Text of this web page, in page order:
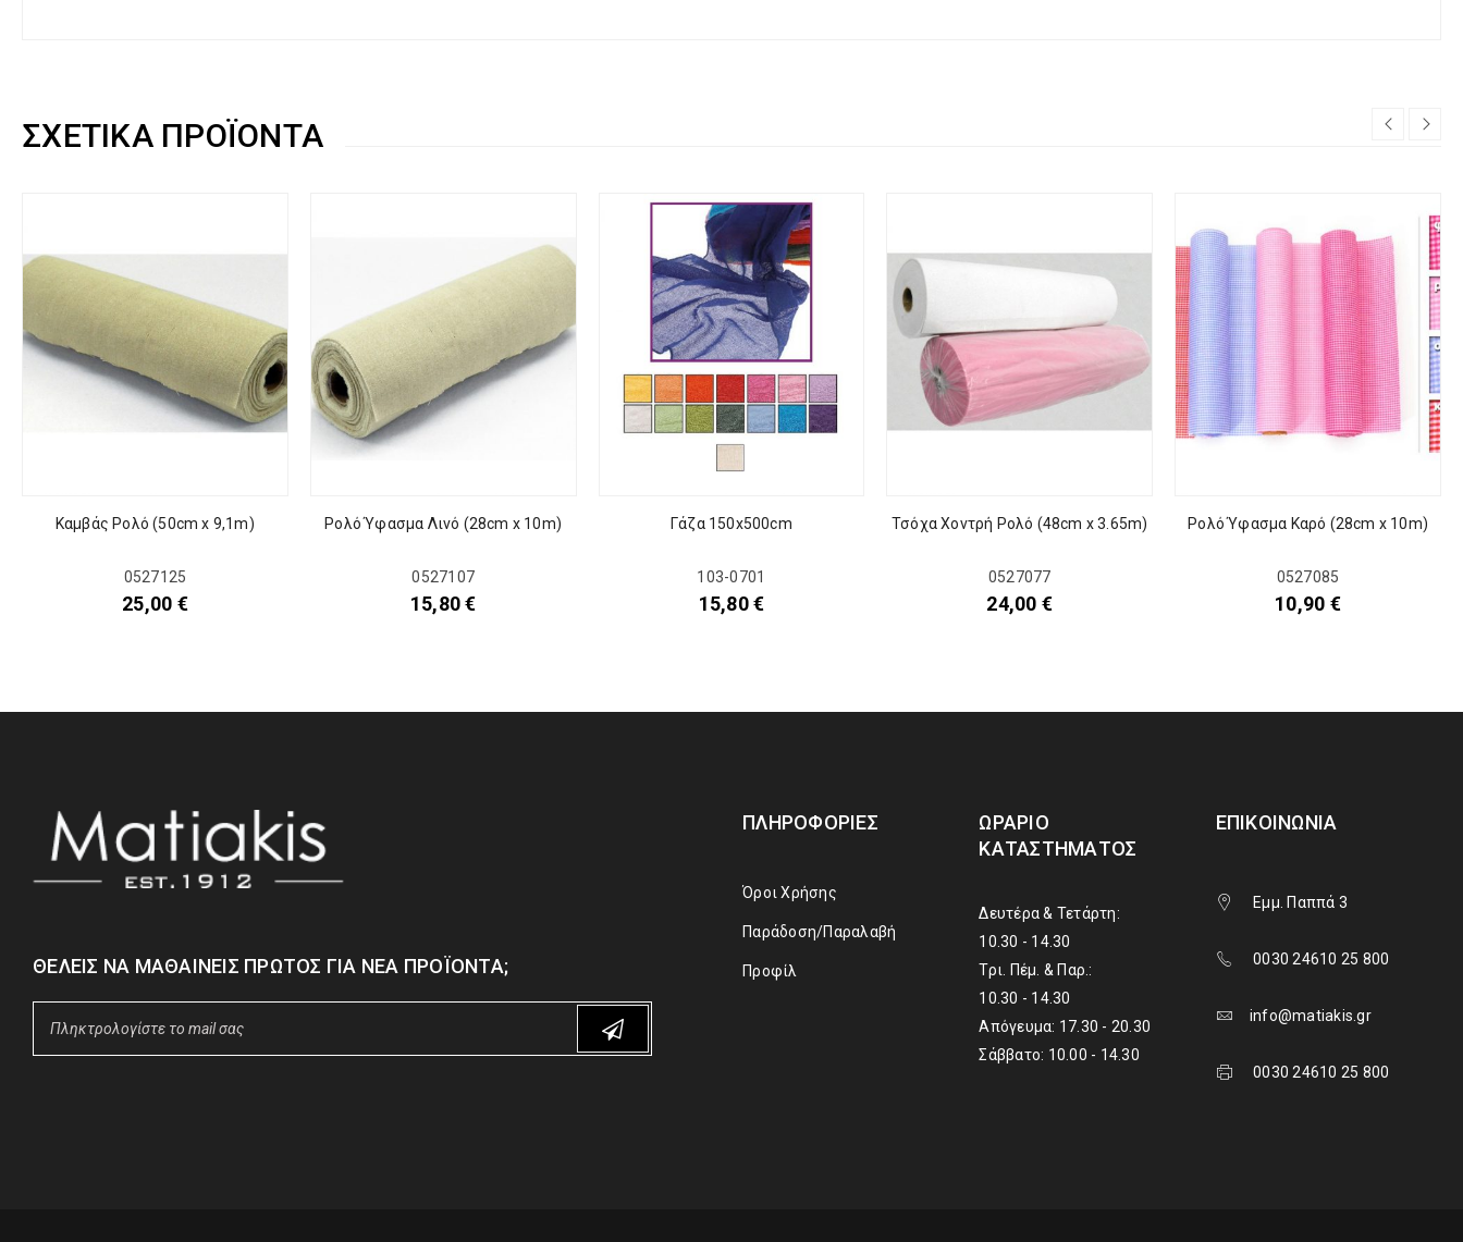
ΣΧΕΤΙΚΆ ΠΡΟΪΌΝΤΑ
Καμβάς Ρολό (50cm x 9,1m)
0527125
25,00 €
Ρολό Ύφασμα Λινό (28cm x 10m)
0527107
15,80€
Γάζα 150x500cm
103-0701
15,80€
Τσόχα Χοντρή Ρολό (48cm x 3.65m)
0527077
24,00 €
Ρολό Ύφασμα Καρό (28cm x 10m)
0527085
10,90 €
ΘΈΛΕΙΣ ΝΑ ΜΑΘΑΊΝΕΙΣ ΠΡΏΤΟΣ ΓΙΑ ΝΈΑ ΠΡΟΪΌΝΤΑ;
ΠΛΗΡΟΦΟΡΊΕΣ
Όροι Χρήσης
Παράδοση/Παραλαβή
Προφίλ
ΩΡΆΡΙΟ
ΚΑΤΑΣΤΉΜΑΤΟΣ
Δευτέρα & Τετάρτη:
10.30 - 14.30
Τρι. Πέμ. & Παρ.:
10.30 - 14.30
Απόγευμα: 17.30 - 20.30
Σάββατο: 10.00 - 14.30
ΕΠΙΚΟΙΝΩΝΊΑ
Εμμ. Παππά 3
0030 24610 25 800
info@matiakis.gr
0030 24610 25 800